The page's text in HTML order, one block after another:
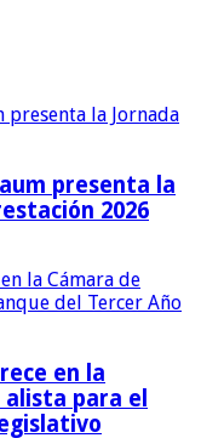
presenta la
2026
en la
para el